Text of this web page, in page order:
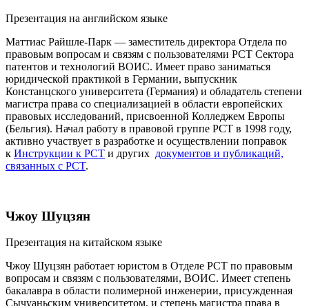
​​​​Презентация на английском языке
Маттиас Райшле-Парк — заместитель директора Отдела по
правовым вопросам и связям с пользователями PCT Сектора
патентов и технологий ВОИС. Имеет право заниматься
юридической практикой в Германии, выпускник
Констанцского университета (Германия) и обладатель степени
магистра права со специализацией в области европейских
правовых исследований, присвоенной Колледжем Европы
(Бельгия). Начал работу в правовой группе PCT в 1998 году,
активно участвует в разработке и осуществлении поправок
к Инструкции к PCT и других документов и публикаций,
связанных с PCT.
Чжоу Шуцзян
Презентация на китайском языке
Чжоу Шуцзян работает юристом в Отделе PCT по правовым
вопросам и связям с пользователями, ВОИС. Имеет степень
бакалавра в области полимерной инженерии, присужденная
Сычуаньским университетом, и степень магистра права в